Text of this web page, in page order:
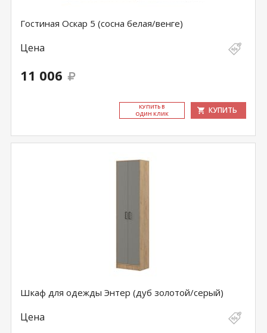
Гостиная Оскар 5 (сосна белая/венге)
Цена
11 006
КУ­ПИТЬ В
ОДИН КЛИК
КУПИТЬ
Шкаф для одежды Энтер (дуб золотой/серый)
Цена